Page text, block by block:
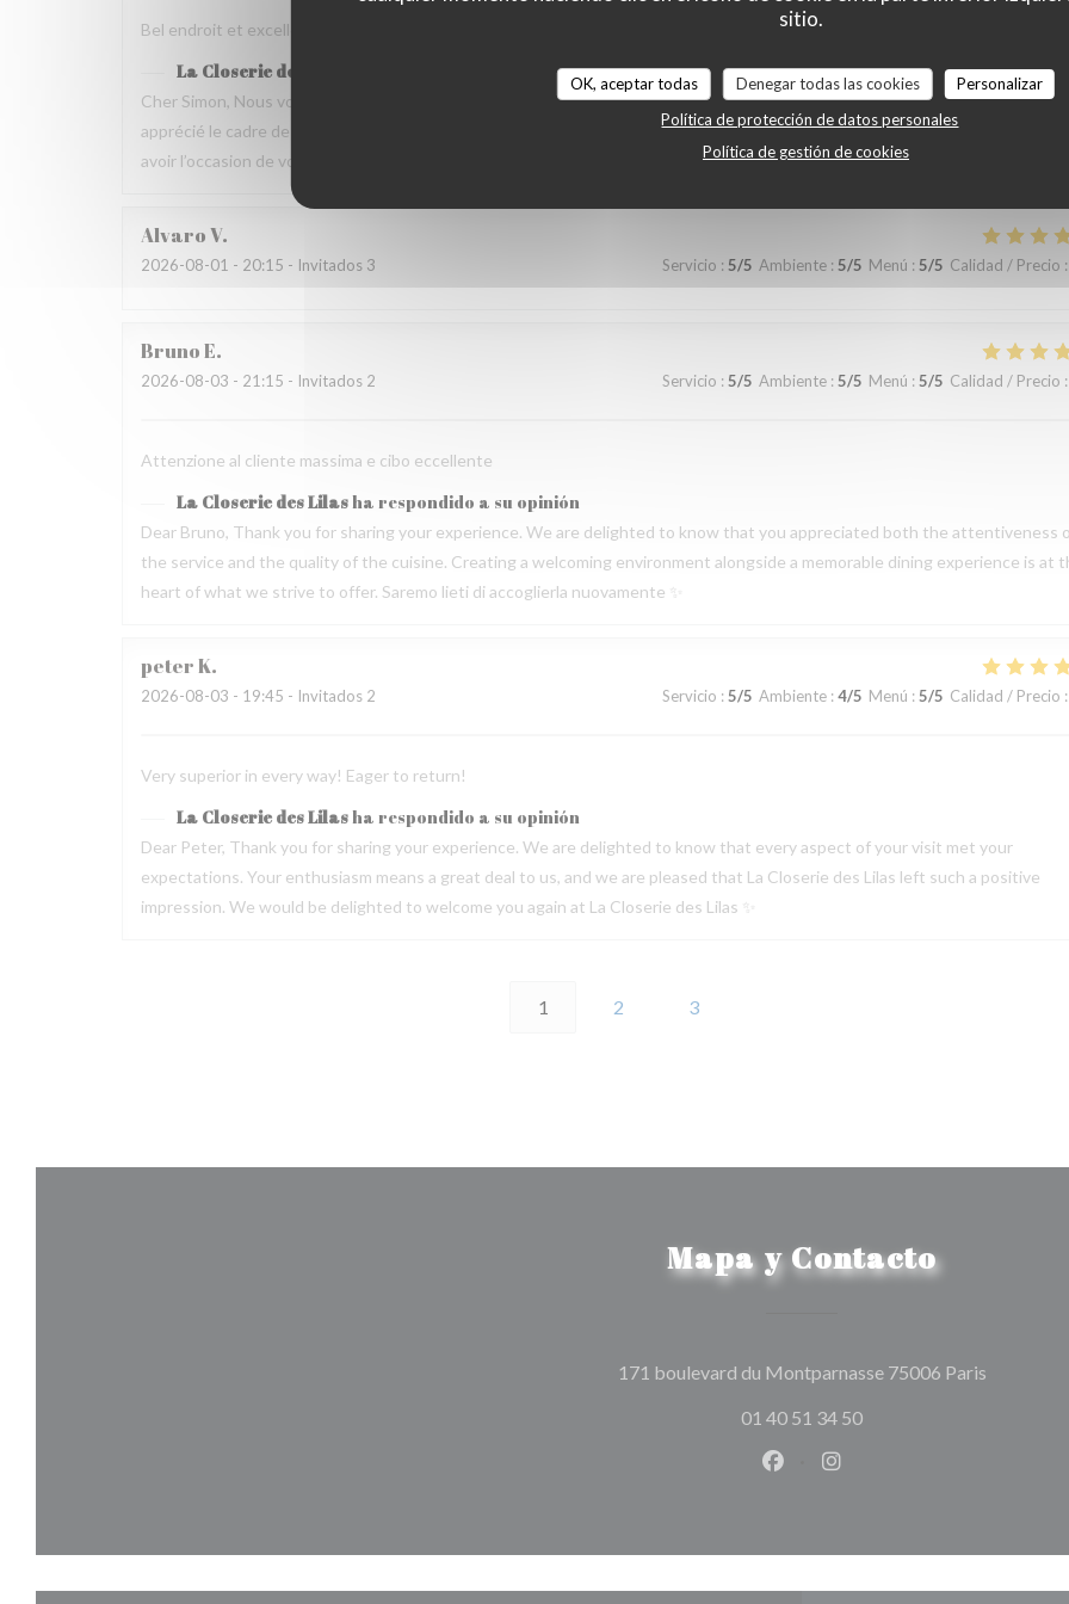
sitio.
OK, aceptar todas Denegar todas las cookies
Personalizar
Política de protección de datos personales
Política de gestión de cookies
Bel endroit et excellente nourriture Mais dommage que le restaurant Bel n’offre aucune flexibilité sur le menu pour les
La Closerie des Lilas ha respondido a su opinión
Cher Simon, Nous vous remercions d’avoir pris le temps de partager votre expérience. Nous sommes heureux que vous ayez
apprécié le cadre de la maison ainsi que la qualité de la cuisine. Nous prenons également note de vos remarques. Nous
avoir l’occasion de vous accueillir de nouveau à La Closerie des Lilas ✨
AlvaroV
2026-08-01 - 20:15 - Invitados 3 Servicio : 5/5 Ambiente: 5/5 Menú : 5/5 Calidad / Precio :
BrunoE
2026-08-03 - 21:15 - Invitados 2 Servicio : 5/5 Ambiente: 5/5 Menú : 5/5 Calidad / Precio :
Attenzione al cliente massima e cibo eccellente
La Closerie des Lilasha respondido a su opinión
Dear Bruno, Thank you for sharing your experience. We are delighted to know that you appreciated both the attentiveness
the service and the quality of the cuisine. Creating a welcoming environment alongside a memorable dining experience is at
heart of what we strive to offer. Saremo lieti di accoglierla nuovamente ✨
peterK
2026-08-03 - 19:45 - Invitados 2 Servicio : 5/5 Ambiente: 4/5 Menú : 5/5 Calidad / Precio :
Very superior in every way! Eager to return!
La Closerie des Lilasha respondido a su opinión
Dear Peter, Thank you for sharing your experience. We are delighted to know that every aspect of your visit met your
expectations. Your enthusiasm means a great deal to us, and we are pleased that La Closerie des Lilas left such a positive
impression. We would be delighted to welcome you again at La Closerie des Lilas ✨
1 2 3
Mapa y Contacto
171 boulevard du Montparnasse 75006 Paris((abre en
01 40 51 34 50
Facebook ((abre en una nueva
Instagram ((abre en una